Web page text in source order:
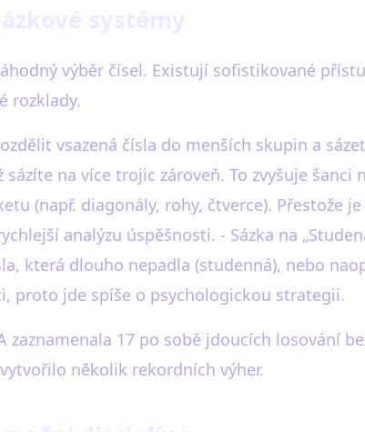
výběr čísel. Existují sofistikované
rozklady.
vsazená čísla do menších skupin a
na více trojic zároveň. To zvyšuje šanci
(např. diagonály, rohy, čtverce). Přestože
analýzu úspěšnosti. - Sázka na
která dlouho nepadla (studenná), nebo
proto jde spíše o psychologickou strategii.
zaznamenala 17 po sobě jdoucích losování
několik rekordních výher.